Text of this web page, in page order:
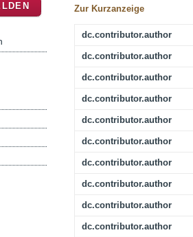
Zur Kurzanzeige
dc.contributor.author
dc.contributor.author
dc.contributor.author
dc.contributor.author
dc.contributor.author
dc.contributor.author
dc.contributor.author
dc.contributor.author
dc.contributor.author
dc.contributor.author